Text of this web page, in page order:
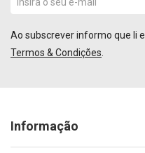
Ao subscrever informo que li
Termos & Condições
Informação